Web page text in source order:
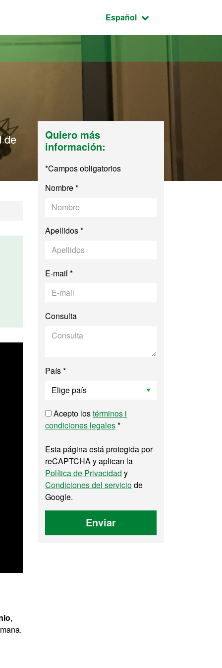
Idioma seleccionado:
Español
de
,
Quiero más
información:
*Campos obligatorios
Nombre *
Apellidos *
E-mail *
Consulta
País *
Acepto lostérminos i
condiciones legales*
Esta página está protegida por
reCAPTCHA y aplican la
Política de Privacidad y
Condiciones del serviciode
Google.
Enviar